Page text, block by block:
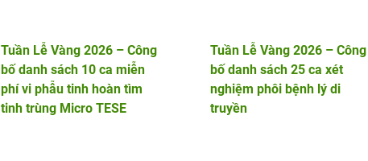
Tuần Lễ Vàng 2026 – Công
bố danh sách 10 ca miễn
phí vi phẫu tinh hoàn tìm
tinh trùng Micro TESE
Tuần Lễ Vàng 2026 – Công
bố danh sách 25 ca xét
nghiệm phôi bệnh lý di
truyền